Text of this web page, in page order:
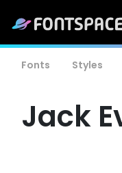
Fonts Styles
Jack